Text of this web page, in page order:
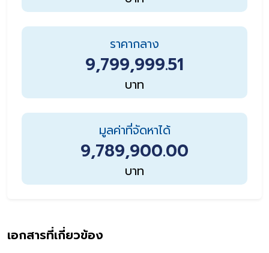
ราคากลาง
9,799,999.51
บาท
มูลค่าที่จัดหาได้
9,789,900.00
บาท
เอกสารที่เกี่ยวข้อง